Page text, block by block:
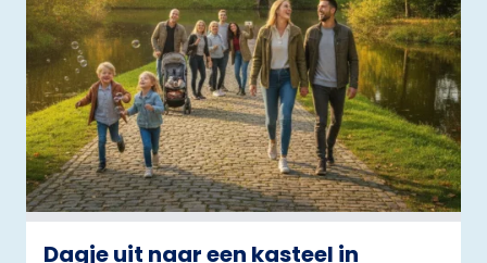
Dagje uit naar een kasteel in